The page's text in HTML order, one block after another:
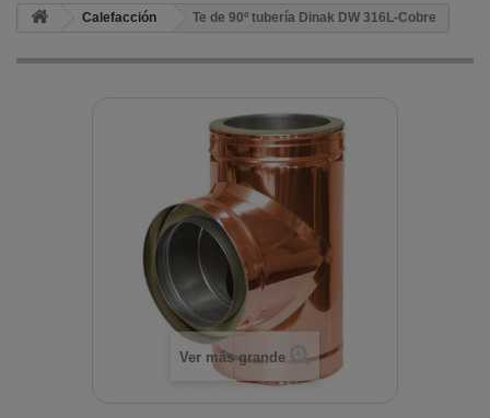
Calefacción Te de 90º tubería Dinak DW 316L-Cobre
Ver más grande